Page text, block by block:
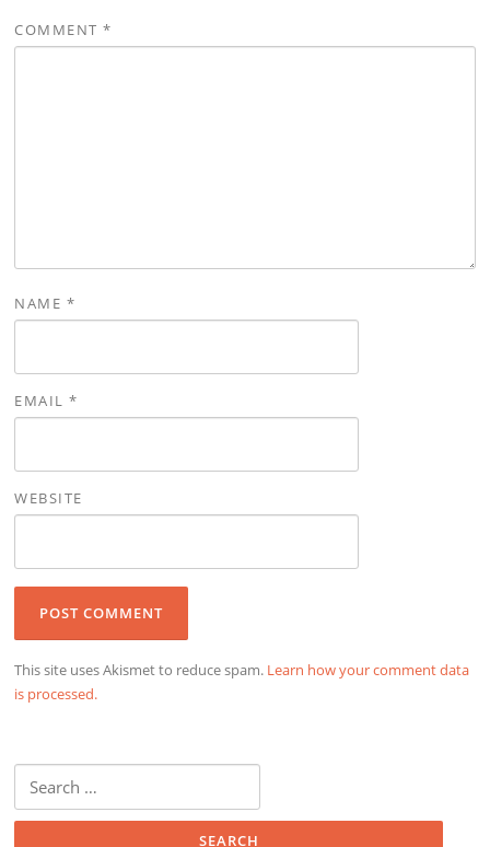
COMMENT*
NAME *
EMAIL*
WEBSITE
This site uses Akismet to reduce spam. Learn how your comment data
is processed.
for: